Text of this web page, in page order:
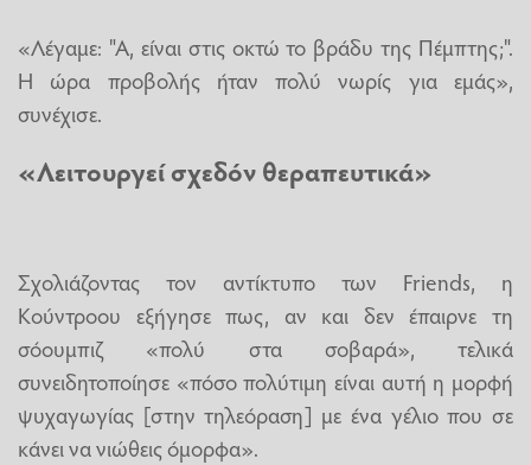
«Λέγαμε: "Α, είναι στις οκτώ το βράδυ της Πέμπτης;".
Η ώρα προβολής ήταν πολύ νωρίς για εμάς»,
συνέχισε.
«Λειτουργεί σχεδόν θεραπευτικά»
Σχολιάζοντας τον αντίκτυπο των Friends, η
Κούντροου εξήγησε πως, αν και δεν έπαιρνε τη
σόουμπιζ «πολύ στα σοβαρά», τελικά
συνειδητοποίησε «πόσο πολύτιμη είναι αυτή η μορφή
ψυχαγωγίας [στην τηλεόραση] με ένα γέλιο που σε
κάνει να νιώθεις όμορφα».